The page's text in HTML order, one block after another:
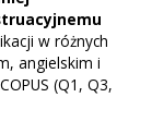
w różnych
angielskim i
(Q1, Q3,